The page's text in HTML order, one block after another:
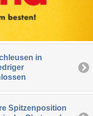
in
Spitzenposition